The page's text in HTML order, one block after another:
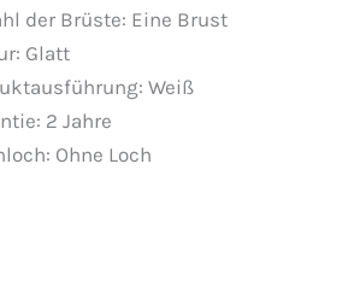
der Brüste: Eine Brust
Glatt
Weiß
2 Jahre
Ohne Loch